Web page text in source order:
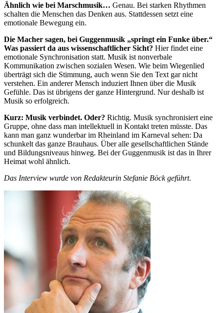
Ähnlich wie bei Marschmusik… Genau. Bei starken Rhythmen
schalten die Menschen das Denken aus. Stattdessen setzt eine
emotionale Bewegung ein.
Die Macher sagen, bei Guggenmusik „springt ein Funke über.“
Was passiert da aus wissenschaftlicher Sicht? Hier findet eine
emotionale Synchronisation statt. Musik ist nonverbale
Kommunikation zwischen sozialen Wesen. Wie beim Wiegenlied
überträgt sich die Stimmung, auch wenn Sie den Text gar nicht
verstehen. Ein anderer Mensch induziert Ihnen über die Musik
Gefühle. Das ist übrigens der ganze Hintergrund. Nur deshalb ist
Musik so erfolgreich.
Kurz: Musik verbindet. Oder? Richtig. Musik synchronisiert eine
Gruppe, ohne dass man intellektuell in Kontakt treten müsste. Das
kann man ganz wunderbar im Rheinland im Karneval sehen: Da
schunkelt das ganze Brauhaus. Über alle gesellschaftlichen Stände
und Bildungsniveaus hinweg. Bei der Guggenmusik ist das in Ihrer
Heimat wohl ähnlich.
Das Interview wurde von Redakteurin Stefanie Böck geführt.